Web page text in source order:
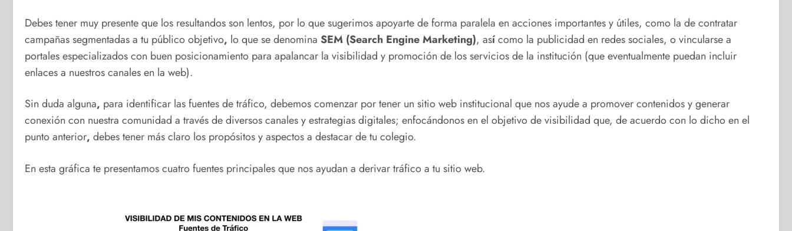
Debes tener muy presente que los resultandos son lentos, por lo que sugerimos apoyarte de forma paralela en acciones importantes y útiles, como la de contratar
campañas segmentadas a tu público objetivo, lo que se denomina SEM (Search Engine Marketing), asícomo la publicidad en redes sociales, o vincularse a
portales especializados con buen posicionamiento para apalancar la visibilidad y promoción de los servicios de la institución (que eventualmente puedan incluir
enlaces a nuestros canales en la web).
Sin duda alguna, para identificar las fuentes de tráfico, debemos comenzar por tener un sitio web institucional que nos ayude a promover contenidos y generar
conexión con nuestra comunidad a través de diversos canales y estrategias digitales; enfocándonos en el objetivo de visibilidad que, de acuerdo con lo dicho en el
punto anterior, debes tener más claro los propósitos y aspectos a destacar de tu colegio.
En esta gráfica te presentamos cuatro fuentes principales que nos ayudan a derivar tráfico a tu sitio web.